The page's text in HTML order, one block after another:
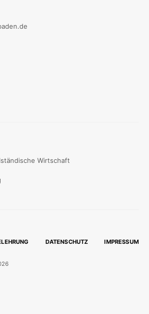
Wirtschaft
DATENSCHUTZ IMPRESSUM